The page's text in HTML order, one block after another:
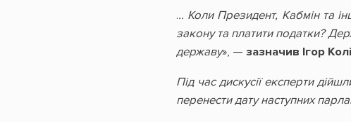
... Коли Президент, Кабмін та
закону та платити податки?
державу», — зазначив Ігор
Під час дискусії експерти
перенести дату наступних